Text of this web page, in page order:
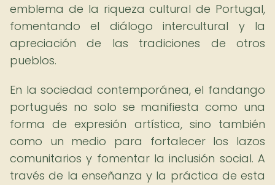
emblema de la riqueza cultural de Portugal,
fomentando el diálogo intercultural y la
apreciación de las tradiciones de otros
pueblos.
En la sociedad contemporánea, el fandango
portugués no solo se manifiesta como una
forma de expresión artística, sino también
como un medio para fortalecer los lazos
comunitarios y fomentar la inclusión social. A
través de la enseñanza y la práctica de esta